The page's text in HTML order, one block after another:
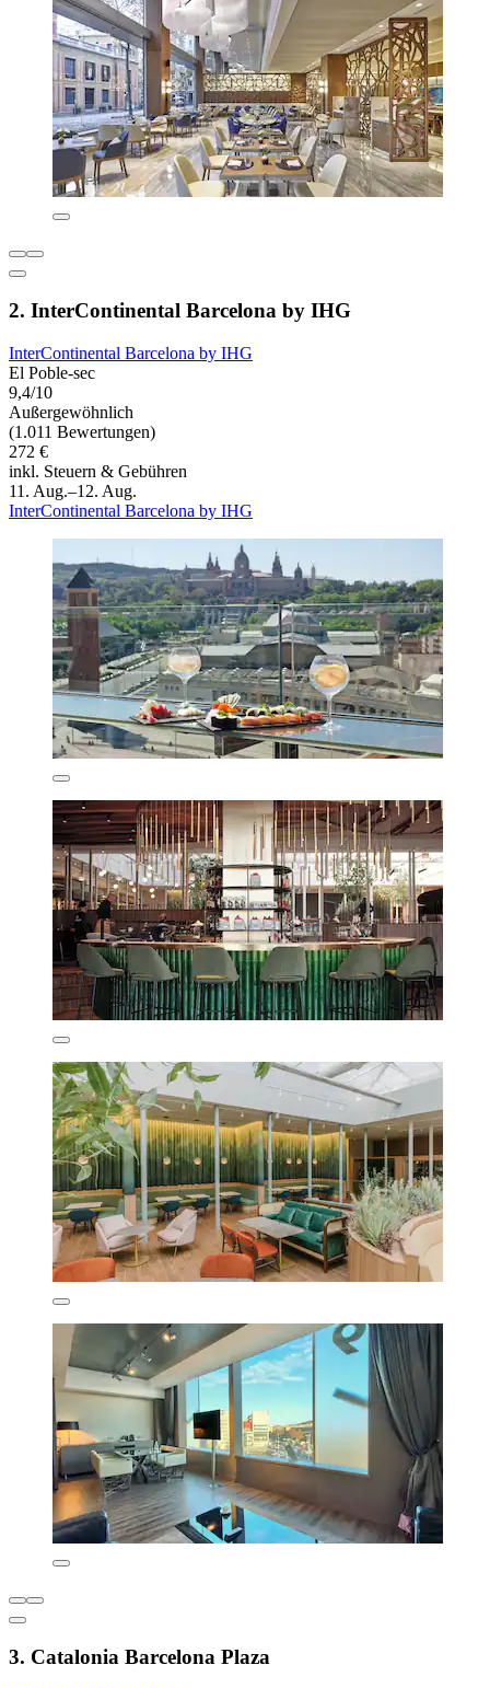
2. InterContinental Barcelona by IHG
InterContinental Barcelona by IHG
El Poble-sec
9,4/10
Außergewöhnlich
(1.011 Bewertungen)
272 €
inkl. Steuern & Gebühren
11. Aug.–12. Aug.
InterContinental Barcelona by IHG
3. Catalonia Barcelona Plaza